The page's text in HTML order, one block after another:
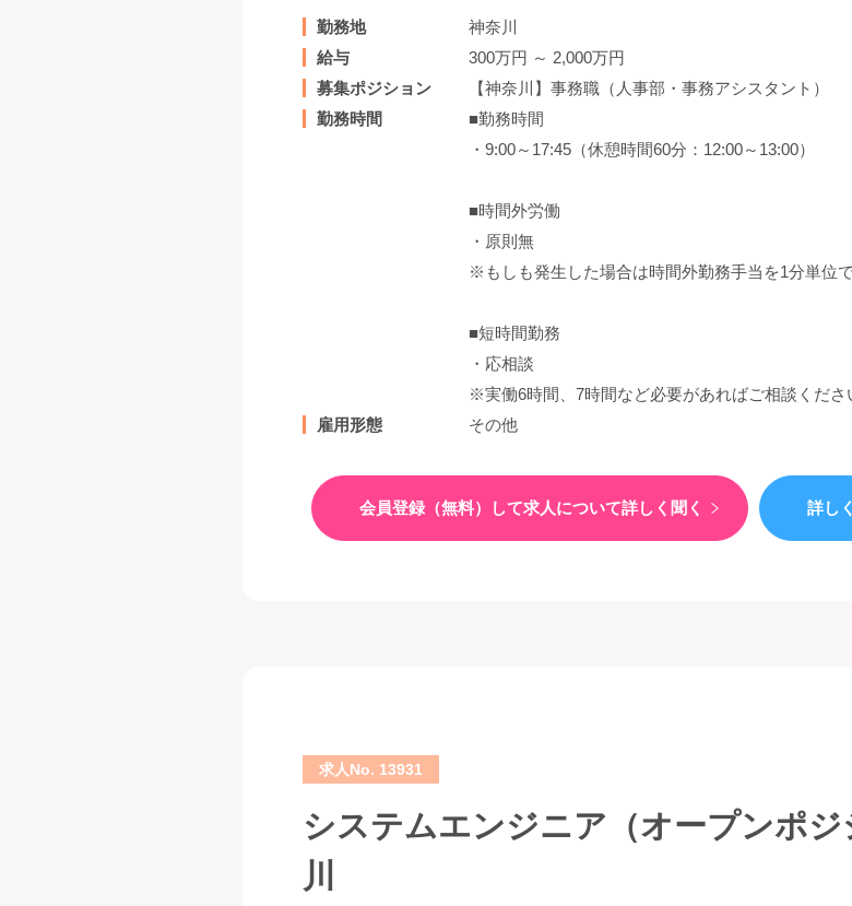
勤務地
神奈川
給与
300万円 ～ 2,000万円
募集ポジション
【神奈川】事務職（人事部・事務アシスタント）
勤務時間
■勤務時間
・9:00～17:45（休憩時間60分：12:00～13:00）
■時間外労働
・原則無
※もしも発生した場合は時間外勤務手当を1分単位
■短時間勤務
・応相談
※実働6時間、7時間など必要があればご相談くださ
雇用形態
その他
会員登録（無料）して求人について詳しく聞く 詳し
求人No. 13931
システムエンジニア（オープンポ
川